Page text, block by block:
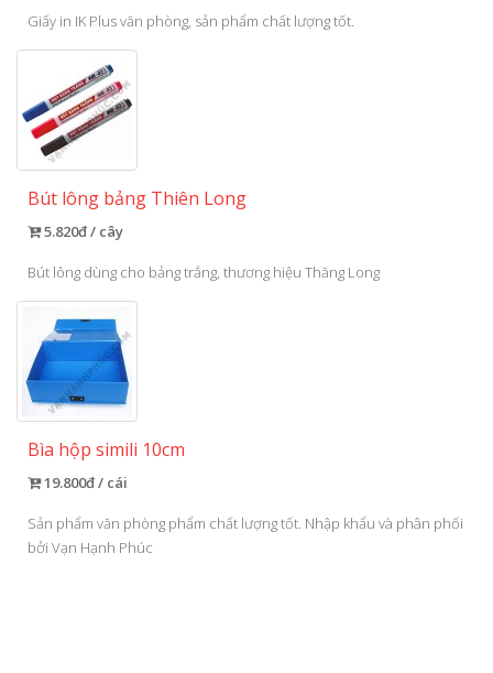
Giấy in IK Plus văn phòng, sản phẩm chất lượng tốt.
Bút lông bảng Thiên Long
5.820đ / cây
Bút lông dùng cho bảng trắng, thương hiệu Thăng Long
Bìa hộp simili 10cm
19.800đ / cái
Sản phẩm văn phòng phẩm chất lượng tốt. Nhập khẩu và phân phối
bởi Vạn Hạnh Phúc